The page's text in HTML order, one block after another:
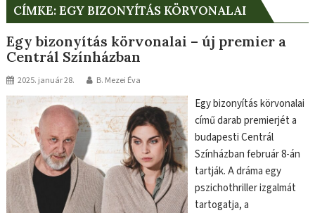
CÍMKE:EGY BIZONYÍTÁS KÖRVONALAI
Egy bizonyítás körvonalai – új premier a
Centrál Színházban
2025. január 28. B. Mezei Éva
Egy bizonyítás körvonalai
című darab premierjét a
budapesti Centrál
Színházban február 8-án
tartják. A dráma egy
pszichothriller izgalmát
tartogatja, a